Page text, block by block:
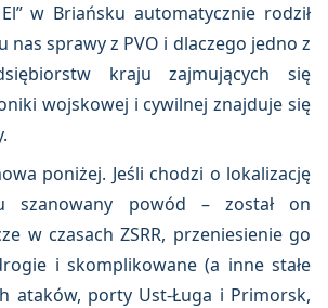
w Briańsku automatycznie rodził
nas sprawy z PVO i dlaczego jedno z
kraju zajmujących się
wojskowej i cywilnej znajduje się
poniżej. Jeśli chodzi o lokalizację
szanowany powód – został on
w czasach ZSRR, przeniesienie go
i skomplikowane (a inne stałe
ataków, porty Ust-Ługa i Primorsk,